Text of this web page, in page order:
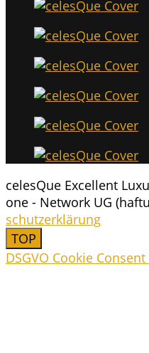
celesQue Excellent
one - Network UG
schutz­er­klä­rung
TOP
DSGVO Cookie